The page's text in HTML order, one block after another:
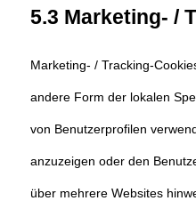
5.3 Marketing- /
Marketing- / Tracking-
andere Form der lokalen
von Benutzerprofilen
anzuzeigen oder den
über mehrere Websites